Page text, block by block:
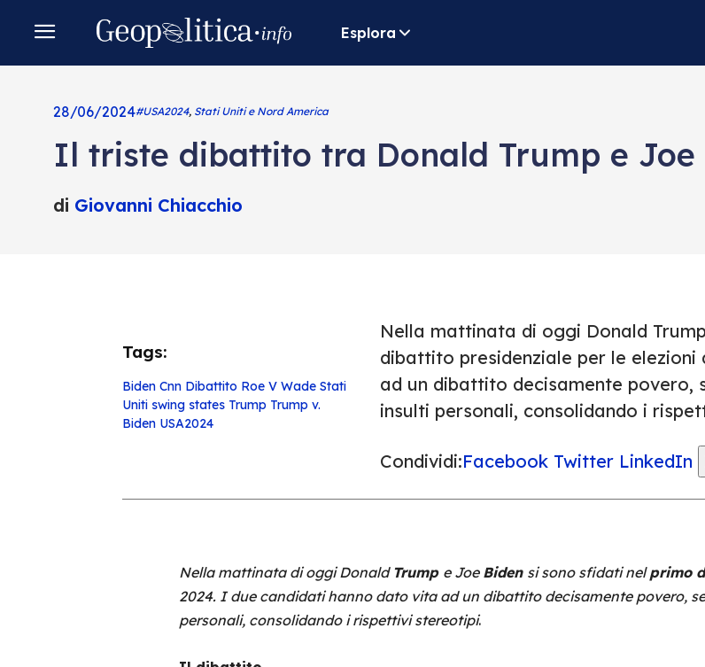
Esplora
28/06/2024#USA2024, Stati Uniti e Nord America
Il triste dibattito tra Donald Trump e Joe
di Giovanni Chiacchio
Tags:
Biden Cnn Dibattito Roe V Wade Stati
Uniti swing states Trump Trump v.
Biden USA2024
Nella mattinata di oggi Donald
dibattito presidenziale per le
ad un dibattito decisamente povero,
insulti personali, consolidando i
Condividi:Facebook Twitter LinkedIn
Nella mattinata di oggi Donald Trump e Joe Biden si sono sfidati nelprimo
2024. I due candidati hanno dato vita ad un dibattito decisamente povero,
personali, consolidando i rispettivi stereotipi.